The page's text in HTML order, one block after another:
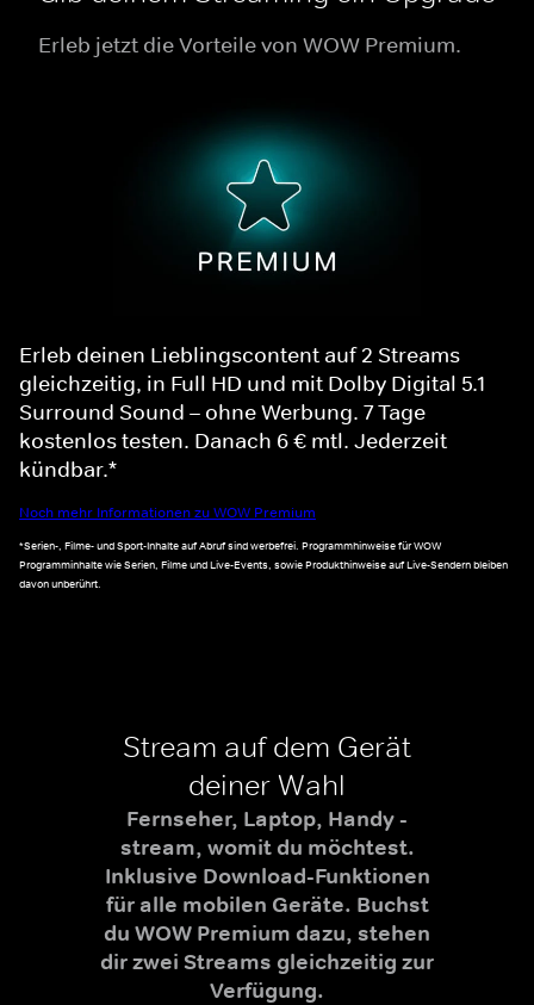
Erleb jetzt die Vorteile von WOW Premium.
Erleb deinen Lieblingscontent auf 2 Streams
gleichzeitig, in Full HD und mit Dolby Digital 5.1
Surround Sound – ohne Werbung. 7 Tage
kostenlos testen. Danach 6 € mtl. Jederzeit
kündbar.*
Noch mehr Informationen zu WOW Premium
*Serien-, Filme- und Sport-Inhalte auf Abruf sind werbefrei. Programmhinweise für WOW
Programminhalte wie Serien, Filme und Live-Events, sowie Produkthinweise auf Live-Sendern bleiben
davon unberührt.
Stream auf dem Gerät
deiner Wahl
Fernseher, Laptop, Handy -
stream, womit du möchtest.
Inklusive Download-Funktionen
für alle mobilen Geräte. Buchst
du WOW Premium dazu, stehen
dir zwei Streams gleichzeitig zur
Verfügung.